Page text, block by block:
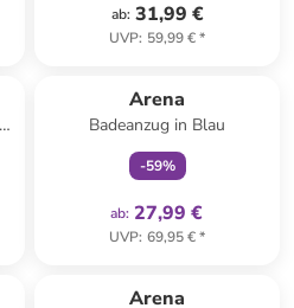
ab: 31,99 €
UVP: 59,99 €*
Arena
Badeanzug in Blau
-59%
ab: 27,99 €
UVP: 69,95 €*
Arena